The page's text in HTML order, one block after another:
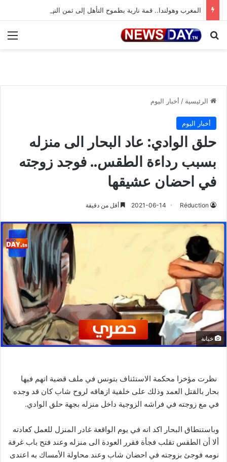
المغرب وهولندا.. قمة نارية بطموح التأهل إلى ثمن النهائي
بحث عن
الرئيسية / أخبار اليوم
أخبار اليوم
حلق الوادي: عاد البحار الى منزله
بسبب رداءة الطقس.. فوجد زوجته
في احضان عشيقها
Réduction
2021-06-14 أقل من دقيقة
خيانة
نظرت مؤخرا محكمة الاستئناف بتونس في ملف قضية اتهم فيها
بحار بالقتل العمد وذلك على خلفية ازهاقه لروح شاب كان قد وجده
في مع زوجته في فراشه الزوجية داخل منزله بجهة حلق الوادي.
وباستنطاق البحار اكد انه في يوم الواقعة غادر المنزل للعمل كعادته
ألا أن الطقس تقلب فجأة فقرر العودة الى منزله وعند فتح باب غرفة
نومه فوجئ بزوجته في احضان شاب وعند محاولة الأمساك به اعتدى